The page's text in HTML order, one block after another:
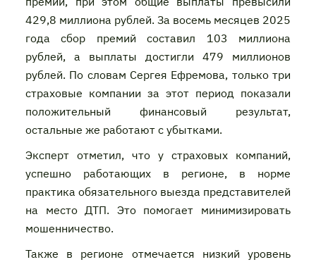
429,8 миллиона рублей. За восемь месяцев 2025
года сбор премий составил 103 миллиона
рублей, а выплаты достигли 479 миллионов
рублей. По словам Сергея Ефремова, только три
страховые компании за этот период показали
положительный финансовый результат,
остальные же работают с убытками.
Эксперт отметил, что у страховых компаний,
успешно работающих в регионе, в норме
практика обязательного выезда представителей
на место ДТП. Это помогает минимизировать
мошенничество.
Также в регионе отмечается низкий уровень